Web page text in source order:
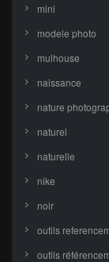
mini
modele photo
mulhouse
naissance
nature
naturel
naturelle
nike
noir
outils
outils